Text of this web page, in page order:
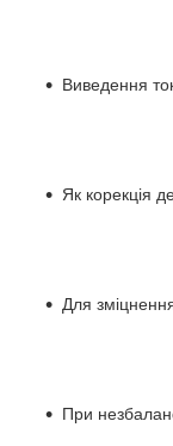
Виведення
Як корекція
Для
При